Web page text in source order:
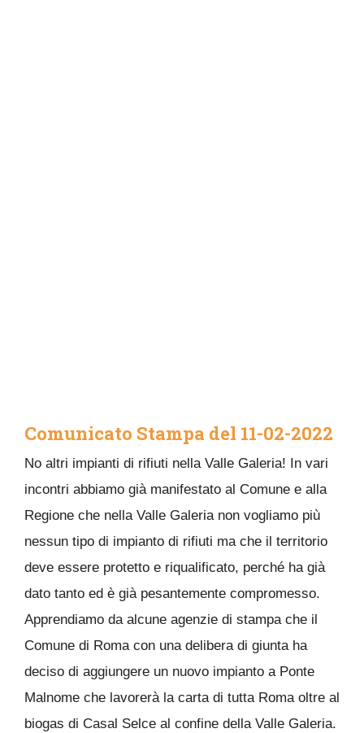
Comunicato Stampa del 11-02-2022
No altri impianti di rifiuti nella Valle Galeria! In vari
incontri abbiamo già manifestato al Comune e alla
Regione che nella Valle Galeria non vogliamo più
nessun tipo di impianto di rifiuti ma che il territorio
deve essere protetto e riqualificato, perché ha già
dato tanto ed è già pesantemente compromesso.
Apprendiamo da alcune agenzie di stampa che il
Comune di Roma con una delibera di giunta ha
deciso di aggiungere un nuovo impianto a Ponte
Malnome che lavorerà la carta di tutta Roma oltre al
biogas di Casal Selce al confine della Valle Galeria.